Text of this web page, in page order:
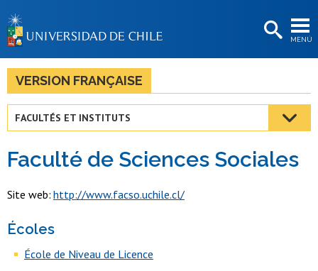
MENÚ
BIBLIOTECAS
LA UNIVERSIDAD
Estudiantes
Académicas/os
Funcionarias/os
VERSION FRANÇAISE
FACULTÉS ET INSTITUTS
Faculté de Sciences Sociales
Site web: http://www.facso.uchile.cl/
Écoles
École de Niveau de Licence